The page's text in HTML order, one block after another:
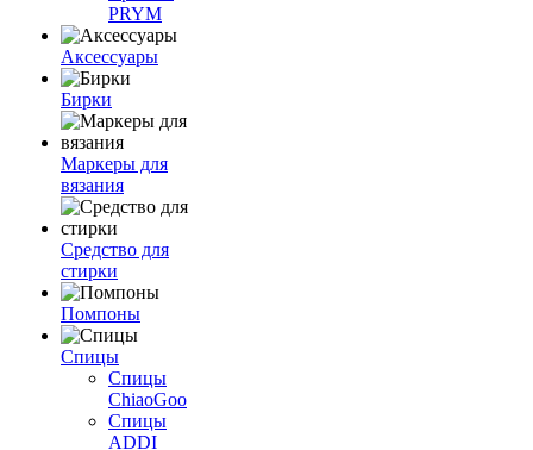
PRYM
Аксессуары
Бирки
Маркеры для
вязания
Средство для
стирки
Помпоны
Спицы
Спицы
ChiaoGoo
Спицы
ADDI